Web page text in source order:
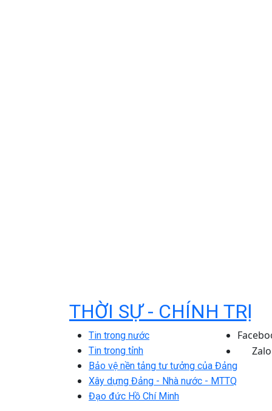
THỜI SỰ - CHÍNH TRỊ
Tin trong nước
Tin trong tỉnh
Bảo vệ nền tảng tư tưởng của Đảng
Xây dựng Đảng - Nhà nước - MTTQ
Đạo đức Hồ Chí Minh
Zalo